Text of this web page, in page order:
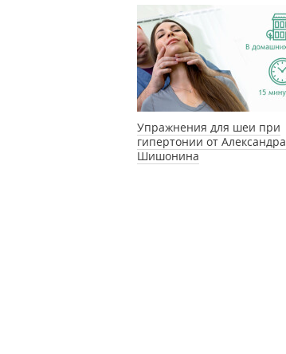
Упражнения для шеи при
гипертонии от Александра
Шишонина